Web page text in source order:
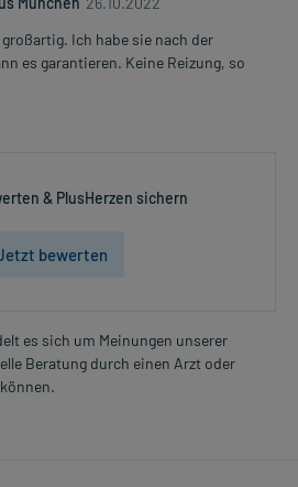
Ich habe sie nach der
es garantieren. Keine Reizung, so
& PlusHerzen sichern
bewerten
es sich um Meinungen unserer
Beratung durch einen Arzt oder